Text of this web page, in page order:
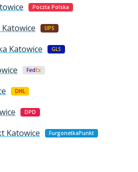
Poczta Polska
Katowice UPS
Katowice GLS
FedEx
DHL
DPD
Katowice FurgonetkaPunkt